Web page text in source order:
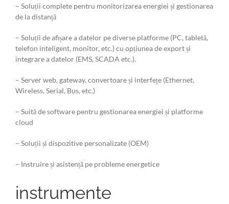
– Soluții complete pentru monitorizarea energiei și gestionarea
de la distanță
– Soluții de afișare a datelor pe diverse platforme (PC, tabletă,
telefon inteligent, monitor, etc.) cu opțiunea de export și
integrare a datelor (EMS, SCADA etc.).
– Server web, gateway, convertoare și interfețe (Ethernet,
Wireless, Serial, Bus, etc.)
– Suită de software pentru gestionarea energiei și platforme
cloud
– Soluții și dispozitive personalizate (OEM)
– Instruire și asistență pe probleme energetice
instrumente